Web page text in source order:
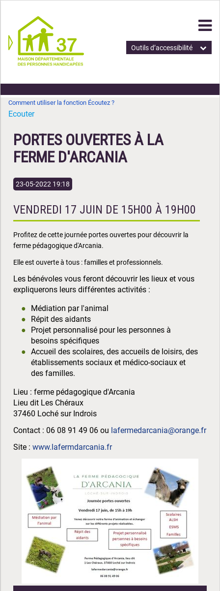
Outils d’accessibilité
Comment utiliser la fonction Écoutez ?
Ecouter
PORTES OUVERTES À LA
FERME D'ARCANIA
23-05-2022 19:18
VENDREDI 17 JUIN DE 15H00 À 19H00
Profitez de cette journée portes ouvertes pour découvrir la
ferme pédagogique d'Arcania.
Elle est ouverte à tous : familles et professionnels.
Les bénévoles vous feront découvrir les lieux et vous
expliquerons leurs différentes activités :
Médiation par l'animal
Répit des aidants
Projet personnalisé pour les personnes à
besoins spécifiques
Accueil des scolaires, des accueils de loisirs, des
établissements sociaux et médico-sociaux et
des familles.
Lieu : ferme pédagogique d'Arcania
Lieu dit Les Chéraux
37460 Loché sur Indrois
Contact : 06 08 91 49 06 ou lafermedarcania@orange.fr
Site : www.lafermdarcania.fr